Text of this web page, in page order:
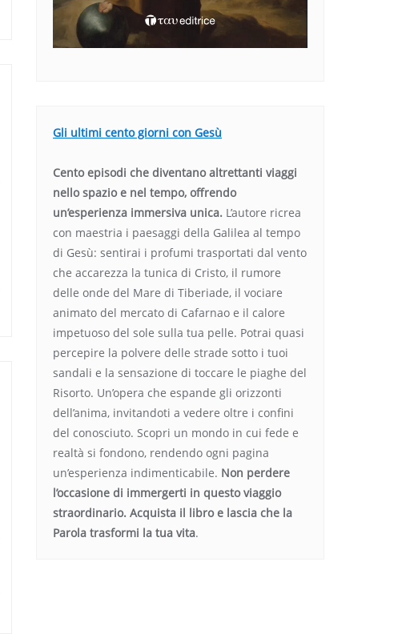
Gli ultimi cento giorni con Gesù
Cento episodi che diventano altrettanti viaggi
nello spazio e nel tempo, offrendo
un’esperienza immersiva unica. L’autore ricrea
con maestria i paesaggi della Galilea al tempo
di Gesù: sentirai i profumi trasportati dal vento
che accarezza la tunica di Cristo, il rumore
delle onde del Mare di Tiberiade, il vociare
animato del mercato di Cafarnao e il calore
impetuoso del sole sulla tua pelle. Potrai quasi
percepire la polvere delle strade sotto i tuoi
sandali e la sensazione di toccare le piaghe del
Risorto. Un’opera che espande gli orizzonti
dell’anima, invitandoti a vedere oltre i confini
del conosciuto. Scopri un mondo in cui fede e
realtà si fondono, rendendo ogni pagina
un’esperienza indimenticabile. Non perdere
l’occasione di immergerti in questo viaggio
straordinario. Acquista il libro e lascia che la
Parola trasformi la tua vita.